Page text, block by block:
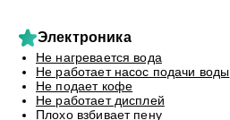
Электроника
Не нагревается вода
Не работает насос подачи воды
Не подает кофе
Не работает дисплей
Плохо взбивает пену